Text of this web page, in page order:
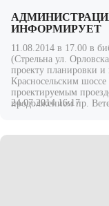
ИНФОРМИРУЕТ
11.08.2014 в 17.00 в
(Стрельна ул.
проекту планировки и
Красносельским
проектируемым
продолжением пр.
24.07.2014 16:17